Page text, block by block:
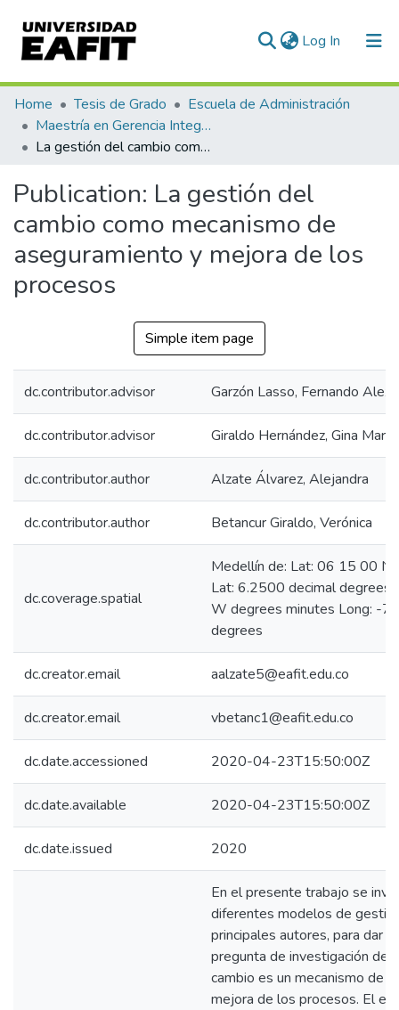
Log In (current)
Communities & Collections
All of DSpace
Home Tesis de Grado
Escuela de Administración
Maestría en Gerencia Integral por Procesos (tesis)
La gestión del cambio como mecanismo de aseguramiento y mejora de los procesos
Publication: La gestión del
cambio como mecanismo de
aseguramiento y mejora de los
procesos
Simple item page
dc.contributor.advisor Garzón Lasso, Fernando
dc.contributor.advisor Giraldo Hernández, Gina María
dc.contributor.author Alzate Álvarez, Alejandra
dc.contributor.author Betancur Giraldo, Verónica
dc.coverage.spatial
Medellín de: Lat: 06 15 00 N
Lat: 6.2500 decimal
W degrees minutes Long: -
degrees
dc.creator.email aalzate5@eafit.edu.co
dc.creator.email vbetanc1@eafit.edu.co
dc.date.accessioned 2020-04-23T15:50:00Z
dc.date.available 2020-04-23T15:50:00Z
dc.date.issued 2020
En el presente trabajo se
diferentes modelos de
principales autores, para dar
pregunta de investigación de
cambio es un mecanismo de
mejora de los procesos. El